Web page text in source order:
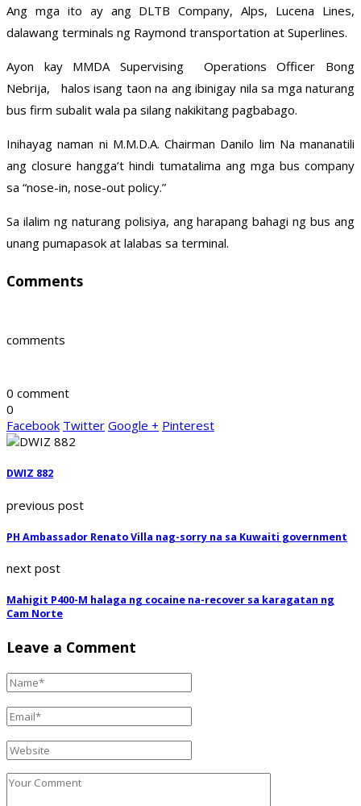
Ang mga ito ay ang DLTB Company, Alps, Lucena Lines,
dalawang terminals ng Raymond transportation at Superlines.
Ayon kay MMDA Supervising Operations Officer Bong
Nebrija, halos isang taon na ang ibinigay nila sa mga naturang
bus firm subalit wala pa silang nakikitang pagbabago.
Inihayag naman ni M.M.D.A. Chairman Danilo lim Na mananatili
ang closure hangga’t hindi tumatalima ang mga bus company
sa “nose-in, nose-out policy.”
Sa ilalim ng naturang polisiya, ang harapang bahagi ng bus ang
unang pumapasok at lalabas sa terminal.
Comments
comments
0 comment
0
Facebook Twitter Google + Pinterest
DWIZ 882
previous post
PH Ambassador Renato Villa nag-sorry na sa Kuwaiti government
next post
Mahigit P400-M halaga ng cocaine na-recover sa karagatan ng
Cam Norte
Leave a Comment